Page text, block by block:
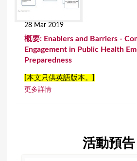
28 Mar 2019
概要: Enablers and Barriers -
Engagement in Public Health
Preparedness
[本文只供英語版本。]
更多詳情
活動預告